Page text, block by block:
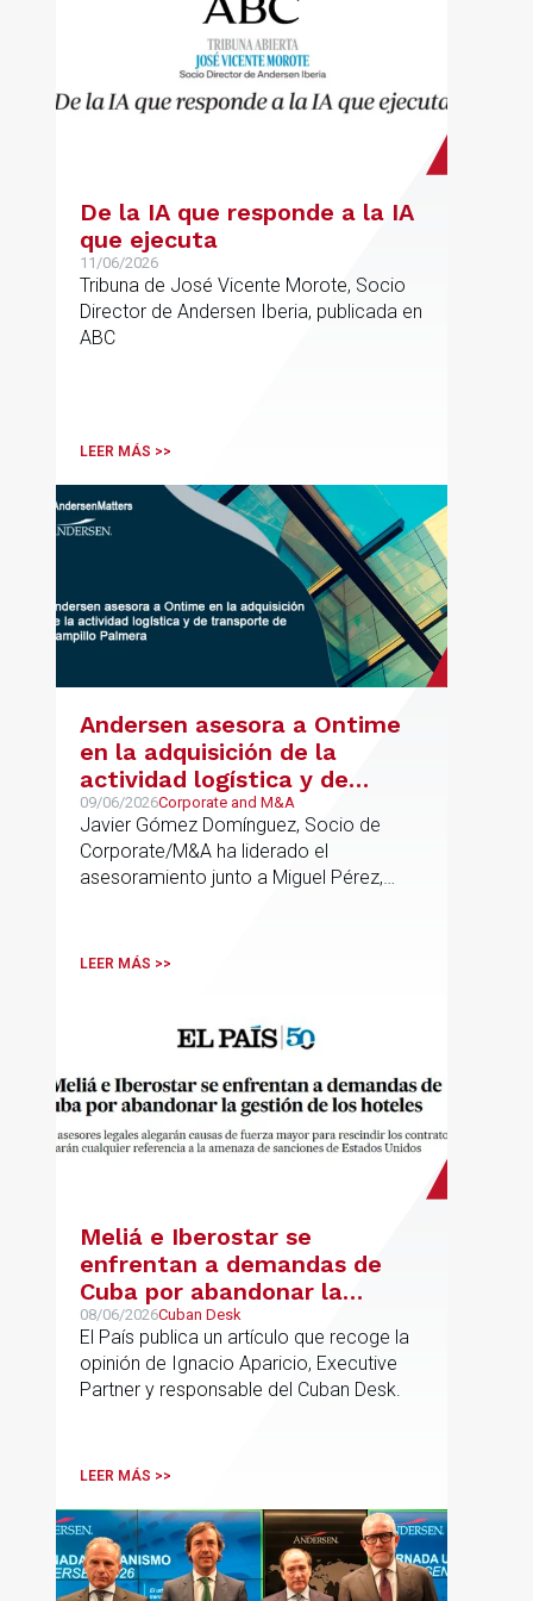
De la IA que responde a la IA
que ejecuta
11/06/2026
Tribuna de José Vicente Morote, Socio
Director de Andersen Iberia, publicada en
ABC
LEER MÁS >>
Andersen asesora a Ontime
en la adquisición de la
actividad logística y de
transporte de Campillo
Palmera
09/06/2026Corporate and M&A
Javier Gómez Domínguez, Socio de
Corporate/M&A ha liderado el
asesoramiento junto a Miguel Pérez,
LEER MÁS >>
Meliá e Iberostar se
enfrentan a demandas de
Cuba por abandonar la
gestión de los hoteles
08/06/2026Cuban Desk
El País publica un artículo que recoge la
opinión de Ignacio Aparicio, Executive
Partner y responsable del Cuban Desk.
LEER MÁS >>